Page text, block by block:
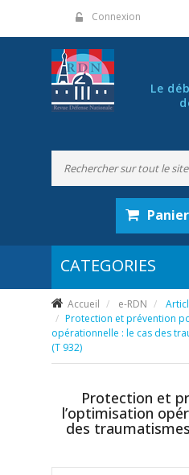
Connexion
Le
Panier
Accueil e-RDN
Protection et prévention
opérationnelle : le cas des
(T 932)
Protection et
l’optimisation
des